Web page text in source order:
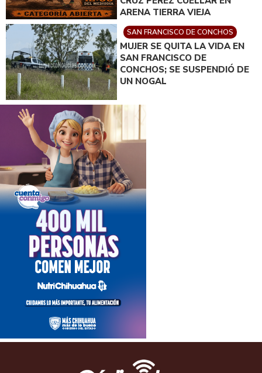
ARENA TIERRA VIEJA
SAN FRANCISCO DE CONCHOS
MUJER SE QUITA LA VIDA EN
SAN FRANCISCO DE
CONCHOS; SE SUSPENDIÓ DE
UN NOGAL